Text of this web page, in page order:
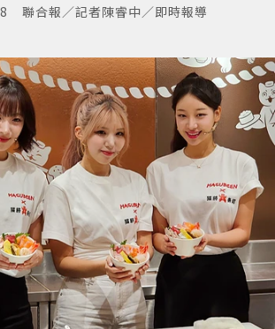
聯合報／記者陳睿中／即時報導